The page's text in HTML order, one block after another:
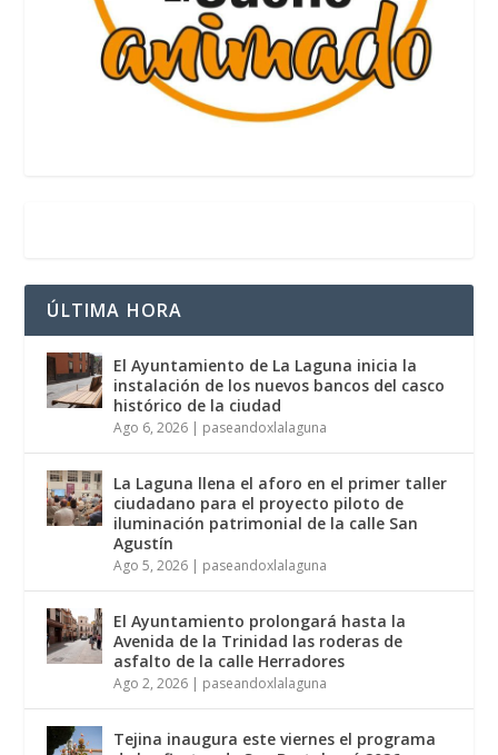
ÚLTIMA HORA
El Ayuntamiento de La Laguna inicia la
instalación de los nuevos bancos del casco
histórico de la ciudad
Ago 6, 2026 | paseandoxlalaguna
La Laguna llena el aforo en el primer taller
ciudadano para el proyecto piloto de
iluminación patrimonial de la calle San
Agustín
Ago 5, 2026 | paseandoxlalaguna
El Ayuntamiento prolongará hasta la
Avenida de la Trinidad las roderas de
asfalto de la calle Herradores
Ago 2, 2026 | paseandoxlalaguna
Tejina inaugura este viernes el programa